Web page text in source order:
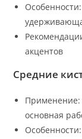
акцентов
Средние
Применение:
основная